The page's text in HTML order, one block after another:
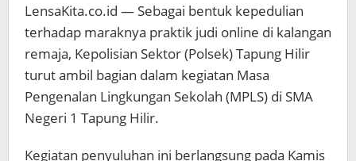
LensaKita.co.id — Sebagai bentuk kepedulian
terhadap maraknya praktik judi online di kalangan
remaja, Kepolisian Sektor (Polsek) Tapung Hilir
turut ambil bagian dalam kegiatan Masa
Pengenalan Lingkungan Sekolah (MPLS) di SMA
Negeri 1 Tapung Hilir.
Kegiatan penyuluhan ini berlangsung pada Kamis